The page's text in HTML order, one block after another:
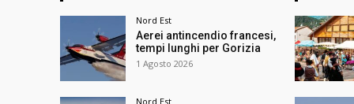
Nord Est
Aerei antincendio francesi,
tempi lunghi per Gorizia
1 Agosto 2026
Nord Est